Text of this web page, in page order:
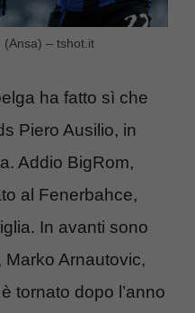
(Ansa) – tshot.it
ha fatto sì che
Piero Ausilio, in
Addio BigRom,
al Fenerbahce,
In avanti sono
Arnautovic,
tornato dopo l’anno